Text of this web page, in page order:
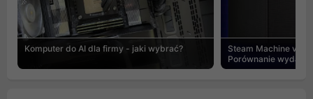
Komputer do AI dla firmy - jaki wybrać?
Steam Machine vs
Porównanie